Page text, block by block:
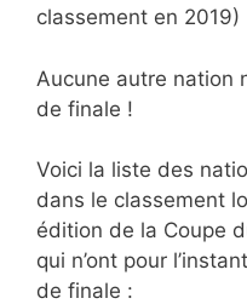
classement en 2019)
Aucune autre nation
de finale !
Voici la liste des
dans le classement
édition de la Coupe
qui n’ont pour
de finale :